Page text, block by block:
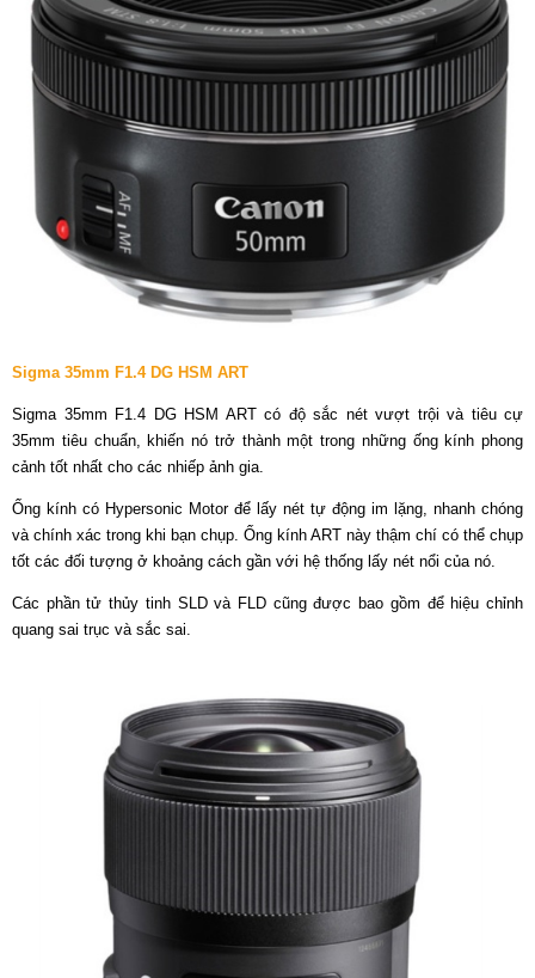
Sigma 35mm F1.4 DG HSM ART
Sigma 35mm F1.4 DG HSM ART có độ sắc nét vượt trội và tiêu cự
35mm tiêu chuẩn, khiến nó trở thành một trong những ống kính phong
cảnh tốt nhất cho các nhiếp ảnh gia.
Ống kính có Hypersonic Motor để lấy nét tự động im lặng, nhanh chóng
và chính xác trong khi bạn chụp. Ống kính ART này thậm chí có thể chụp
tốt các đối tượng ở khoảng cách gần với hệ thống lấy nét nổi của nó.
Các phần tử thủy tinh SLD và FLD cũng được bao gồm để hiệu chỉnh
quang sai trục và sắc sai.